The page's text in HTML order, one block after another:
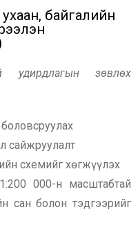
байгалийн
удирдлагын зөвлөх
сайжруулалт
схемийг хөгжүүлэх
000-н масштабтай
сан болон тэдгээрийг